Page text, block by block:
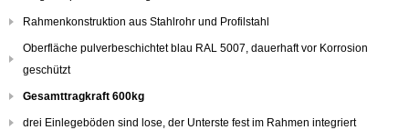
Rahmenkonstruktion aus Stahlrohr und Profilstahl
Oberfläche pulverbeschichtet blau RAL 5007, dauerhaft vor Korrosion
geschützt
Gesamttragkraft 600kg
drei Einlegeböden sind lose, der Unterste fest im Rahmen integriert